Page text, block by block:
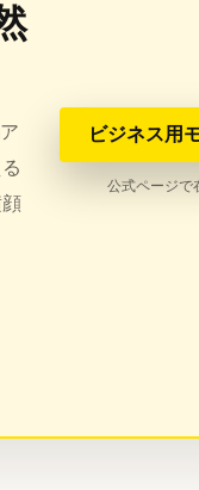
ビジネス用
公式ページで